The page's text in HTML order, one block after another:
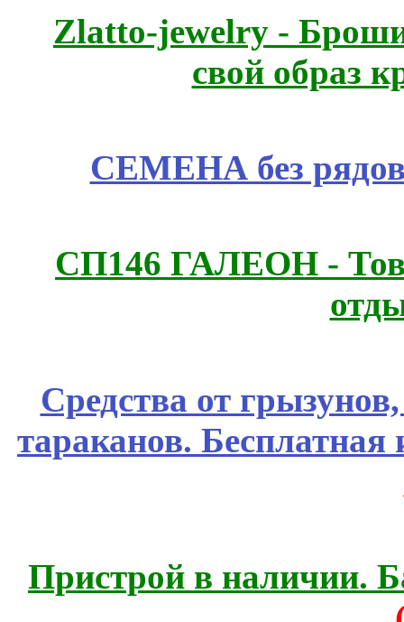
Zlatto-jewelry -
свой образ
СЕМЕНА без
СП146 ГАЛЕОН -
Средства от
тараканов.
Пристрой в наличии.